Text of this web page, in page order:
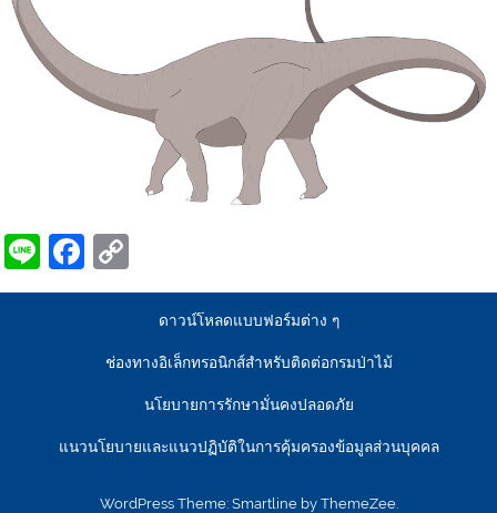
LineFacebook
Link
ดาวน์โหลดแบบฟอร์มต่าง ๆ
ช่องทางอิเล็กทรอนิกส์สำหรับติดต่อกรมป่าไม้
นโยบายการรักษามั่นคงปลอดภัย
แนวนโยบายและแนวปฏิบัติในการคุ้มครองข้อมูลส่วนบุคคล
WordPress Theme: Smartline by ThemeZee.